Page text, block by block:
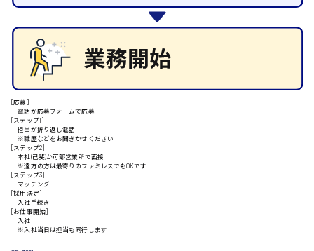
配送・ドライバー
山県郡
安芸太田町
安芸郡
山口県
日給9000円～
日給10000円以上
[応募]
電話か応募フォームで応募
[ステップ1]
担当が折り返し電話
※職歴などをお聞きかせください
[ステップ2]
本社(己斐)か可部営業所で面接
※遠方の方は最寄りのファミレスでもOKです
[ステップ3]
マッチング
[採用決定]
入社手続き
[お仕事開始]
入社
※入社当日は担当も同行します